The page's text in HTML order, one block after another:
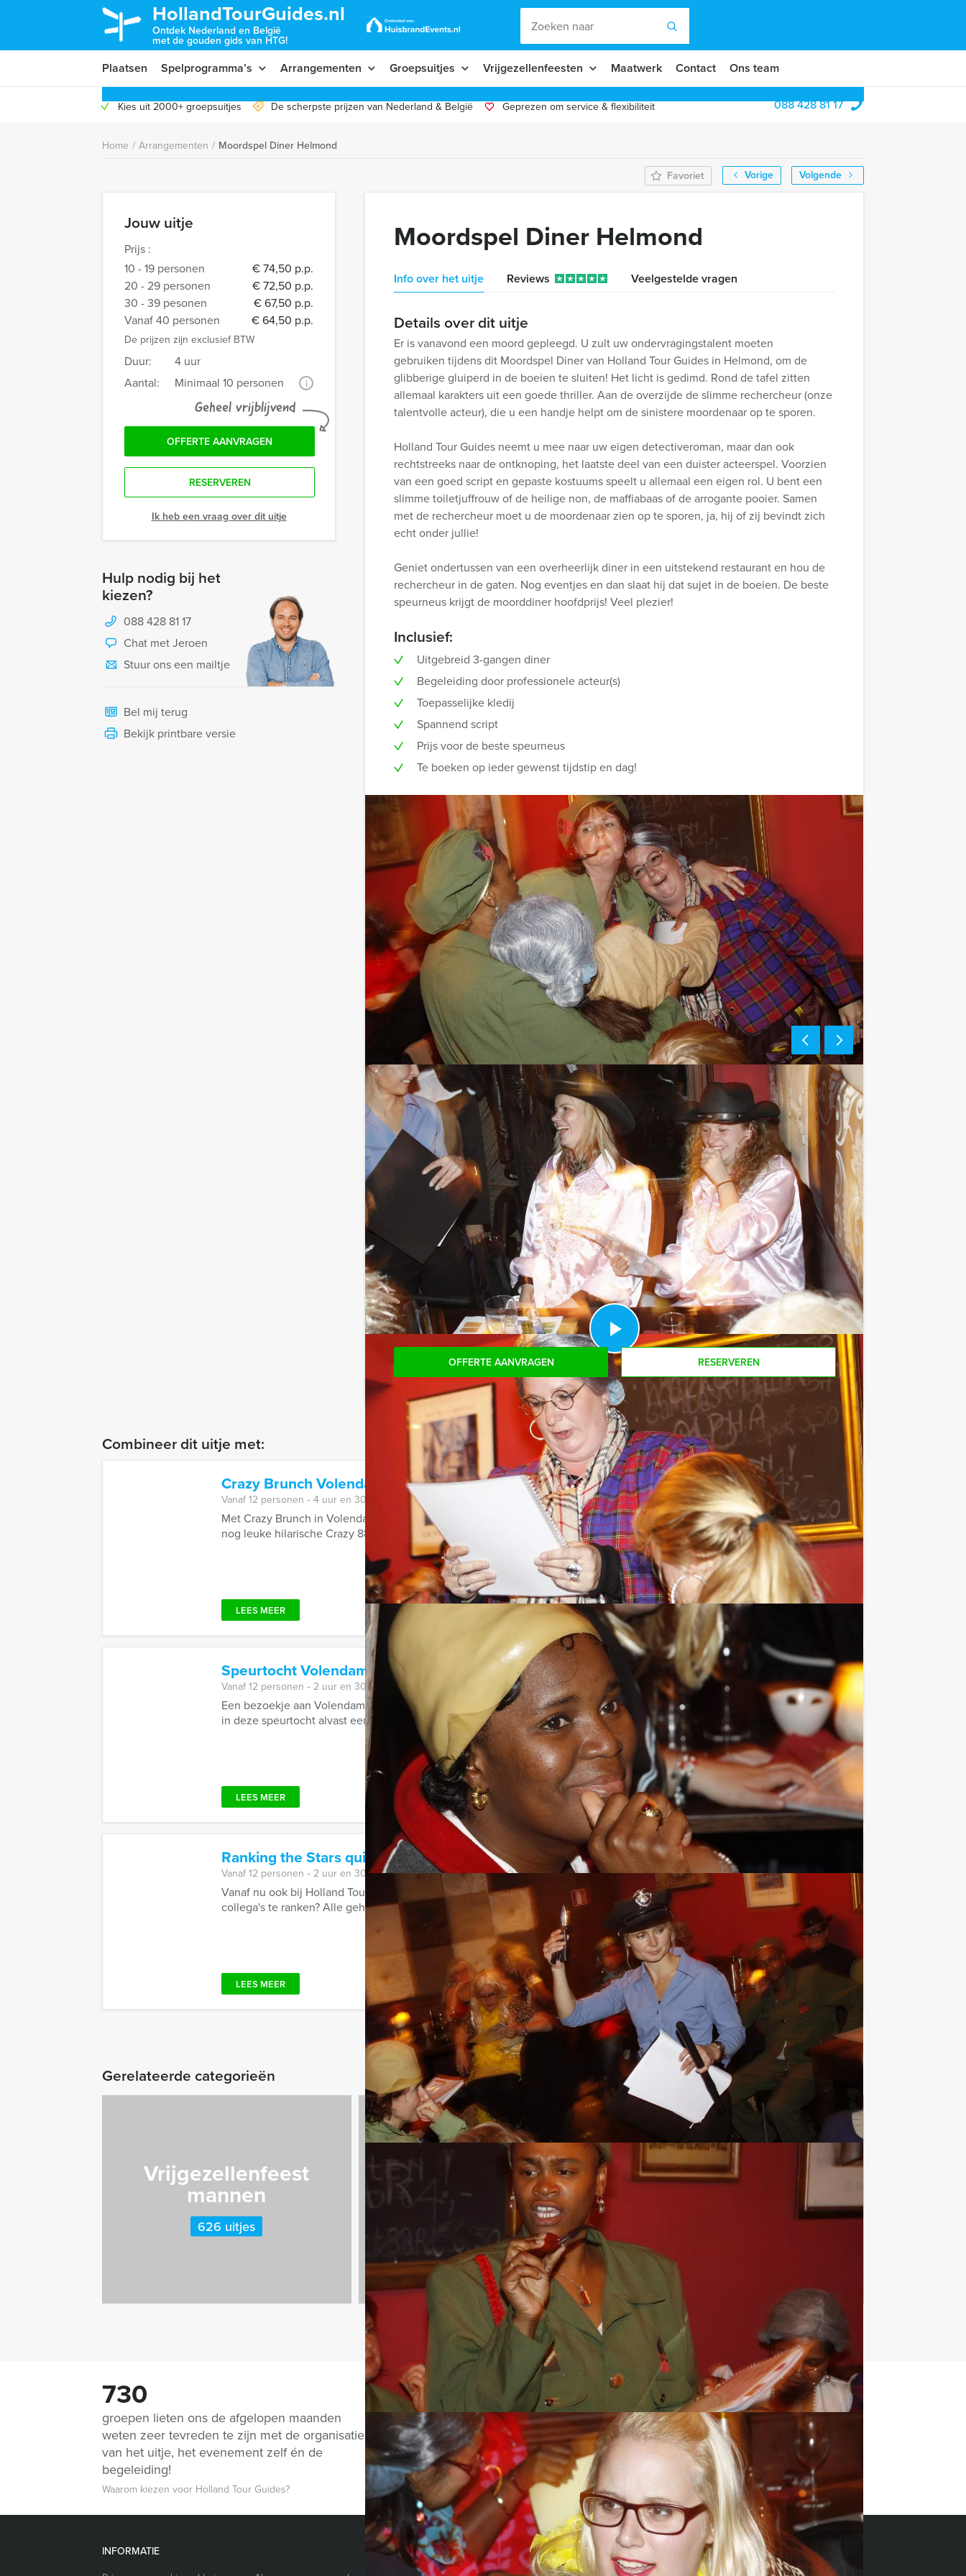
HollandTourGuides.nl
Ontdek Nederland en België
met de gouden gids van HTG!
Plaatsen Spelprogramma’s Arrangementen Groepsuitjes Vrijgezellenfeesten Maatwerk Contact Ons team
Kies uit 2000+ groepsuitjes De scherpste prijzen van Nederland & België Geprezen om service & flexibiliteit 088 428 81 17
Home / Arrangementen / Moordspel Diner Helmond
Vorige
Volgende
Favoriet
Jouw uitje
Prijs :
10 - 19 personen
€ 74,50 p.p.
20 - 29 personen
€ 72,50 p.p.
30 - 39 pesonen
€ 67,50 p.p.
Vanaf 40 personen
€ 64,50 p.p.
De prijzen zijn exclusief BTW
Duur:
4 uur
Aantal:
Minimaal 10 personen i
Geheel vrijblijvend
OFFERTE AANVRAGEN
RESERVEREN
Ik heb een vraag over dit uitje
Hulp nodig bij het
kiezen?
088 428 81 17
Chat met Jeroen
Stuur ons een mailtje
Bel mij terug
Bekijk printbare versie
Moordspel Diner Helmond
Info over het uitje Reviews Veelgestelde vragen
Details over dit uitje
Er is vanavond een moord gepleegd. U zult uw ondervragingstalent moeten
gebruiken tijdens dit Moordspel Diner van Holland Tour Guides in Helmond, om de
glibberige gluiperd in de boeien te sluiten! Het licht is gedimd. Rond de tafel zitten
allemaal karakters uit een goede thriller. Aan de overzijde de slimme rechercheur (onze
talentvolle acteur), die u een handje helpt om de sinistere moordenaar op te sporen.
Holland Tour Guides neemt u mee naar uw eigen detectiveroman, maar dan ook
rechtstreeks naar de ontknoping, het laatste deel van een duister acteerspel. Voorzien
van een goed script en gepaste kostuums speelt u allemaal een eigen rol. U bent een
slimme toiletjuffrouw of de heilige non, de maffiabaas of de arrogante pooier. Samen
met de rechercheur moet u de moordenaar zien op te sporen, ja, hij of zij bevindt zich
echt onder jullie!
Geniet ondertussen van een overheerlijk diner in een uitstekend restaurant en hou de
rechercheur in de gaten. Nog eventjes en dan slaat hij dat sujet in de boeien. De beste
speurneus krijgt de moorddiner hoofdprijs! Veel plezier!
Inclusief:
Uitgebreid 3-gangen diner
Begeleiding door professionele acteur(s)
Toepasselijke kledij
Spannend script
Prijs voor de beste speurneus
Te boeken op ieder gewenst tijdstip en dag!
Optioneel:
Niet telkens uw knip hoeven trekken om uw drankje af te rekenen? Voor € 13,50 per
persoon per uur dat u in het restaurant doorbrengt (excl. BTW) kunt u gebruikmaken van
het drankarrangement, waarbij u onbeperkt kunt genieten van bier, fris, huiswijn, koffie
en thee. En…zo komt u ook achteraf niet voor verrassingen te staan!
Komt u niet aan het minimale aantal deelnemers? Als u bereid bent voor het minimale
aantal te betalen, kunt u ook gewoon voor minder personen boeken!
OFFERTE AANVRAGEN RESERVEREN
Combineer dit uitje met:
Crazy Brunch Volendam
Vanaf€ 52,50p.p. excl. BTW
Vanaf 12 personen ‐ 4 uur en 30 minuten
Met Crazy Brunch in Volendam gaat u met Holland Tour Guides op drie verschillende locaties lekker eten en tussendoor ook
nog leuke hilarische Crazy 88 opdrachten ...
LEES MEER
Speurtocht Volendam Vanaf€ 22,50 p.p. excl. BTW
Vanaf 12 personen ‐ 2 uur en 30 minuten
Een bezoekje aan Volendam is zeker de moeite waard. Maar wij maken het u nog gemakkelijker: Holland Tour Guides heeft
in deze speurtocht alvast een route voor u ...
LEES MEER Favoriet
Ranking the Stars quiz Urk Vanaf € 27,50p.p. excl. BTW
Vanaf 12 personen ‐ 2 uur en 30 minuten
Vanaf nu ook bij Holland Tour Guides te boeken; de hilarische Ranking the Stars quiz! Bent u klaar om uw vrienden of
collega's te ranken? Alle geheimen zullen bloot komen ...
LEES MEER
Gerelateerde categorieën
Vrijgezellenfeest
mannen
626 uitjes
Avondarrangementen Culinaire uitjes
730
groepen lieten ons de afgelopen maanden
weten zeer tevreden te zijn met de organisatie
van het uitje, het evenement zelf én de
begeleiding!
Waarom kiezen voor Holland Tour Guides?
Vragen over dit uitje?
CHAT MET JEROEN BEL 088 428 81 17
INFORMATIE
HOLLAND TOUR GUIDES
© Holland Tour Guides 2026